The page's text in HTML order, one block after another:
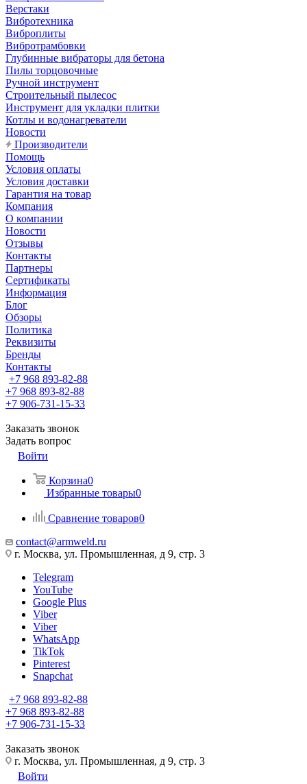
Верстаки
Вибротехника
Виброплиты
Вибротрамбовки
Глубинные вибраторы для бетона
Пилы торцовочные
Ручной инструмент
Строительный пылесос
Инструмент для укладки плитки
Котлы и водонагреватели
Новости
Производители
Помощь
Условия оплаты
Условия доставки
Гарантия на товар
Компания
О компании
Новости
Отзывы
Контакты
Партнеры
Сертификаты
Информация
Блог
Обзоры
Политика
Реквизиты
Бренды
Контакты
+7 968 893-82-88
+7 968 893-82-88
+7 906-731-15-33
Заказать звонок
Задать вопрос
Войти
Корзина0
Избранные товары0
Сравнение товаров0
contact@armweld.ru
г. Москва, ул. Промышленная, д 9, стр. 3
Telegram
YouTube
Google Plus
Viber
Viber
WhatsApp
TikTok
Pinterest
Snapchat
+7 968 893-82-88
+7 968 893-82-88
+7 906-731-15-33
Заказать звонок
г. Москва, ул. Промышленная, д 9, стр. 3
Войти